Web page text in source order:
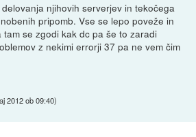
njihovih serverjev in tekočega
pripomb. Vse se lepo poveže in
se zgodi kak dc pa še to zaradi
z nekimi errorji 37 pa ne vem čim
2012 ob 09:40)